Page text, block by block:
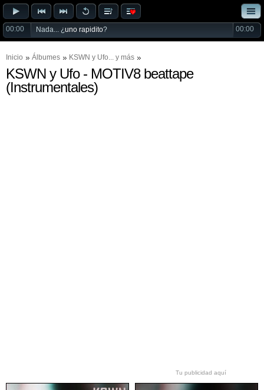
00:00 Nada... ¿uno rapidito? 00:00
Inicio Álbumes KSWN y Ufo... y más
KSWN y Ufo - MOTIV8 beattape
(Instrumentales)
Tu publicidad aquí